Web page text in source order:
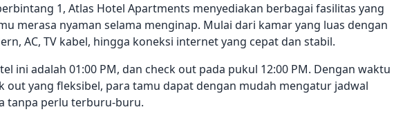
1, Atlas Hotel Apartments menyediakan berbagai fasilitas yang
merasa nyaman selama menginap. Mulai dari kamar yang luas dengan
AC, TV kabel, hingga koneksi internet yang cepat dan stabil.
ini adalah 01:00 PM, dan check out pada pukul 12:00 PM. Dengan waktu
out yang fleksibel, para tamu dapat dengan mudah mengatur jadwal
tanpa perlu terburu-buru.